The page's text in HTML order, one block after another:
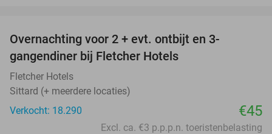
Overnachting voor 2 + evt. ontbijt en 3-
gangendiner bij Fletcher Hotels
Fletcher Hotels
Sittard (+ meerdere locaties)
Verkocht: 18.290
€45
Excl. ca. €3 p.p.p.n. toeristenbelasting